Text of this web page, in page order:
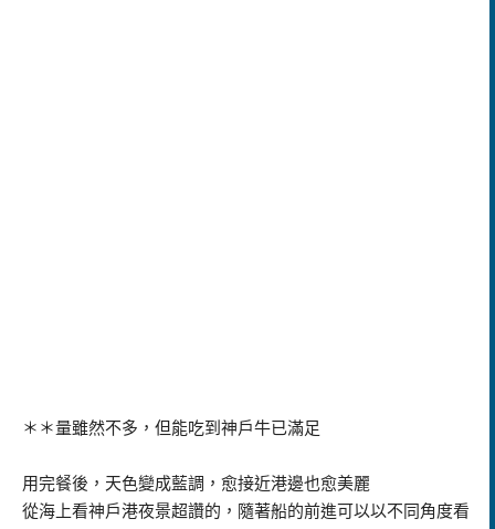
＊＊量雖然不多，但能吃到神戶牛已滿足
用完餐後，天色變成藍調，愈接近港邊也愈美麗
從海上看神戶港夜景超讚的，隨著船的前進可以以不同角度看